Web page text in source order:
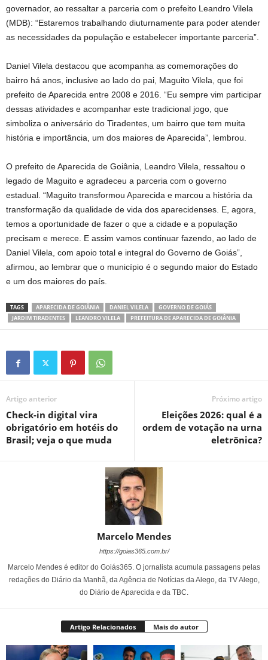
governador, ao ressaltar a parceria com o prefeito Leandro Vilela
(MDB): “Estaremos trabalhando diuturnamente para poder atender
as necessidades da população e estabelecer importante parceria”.
Daniel Vilela destacou que acompanha as comemorações do
bairro há anos, inclusive ao lado do pai, Maguito Vilela, que foi
prefeito de Aparecida entre 2008 e 2016. “Eu sempre vim participar
dessas atividades e acompanhar este tradicional jogo, que
simboliza o aniversário do Tiradentes, um bairro que tem muita
história e importância, um dos maiores de Aparecida”, lembrou.
O prefeito de Aparecida de Goiânia, Leandro Vilela, ressaltou o
legado de Maguito e agradeceu a parceria com o governo
estadual. “Maguito transformou Aparecida e marcou a história da
transformação da qualidade de vida dos aparecidenses. E, agora,
temos a oportunidade de fazer o que a cidade e a população
precisam e merece. E assim vamos continuar fazendo, ao lado de
Daniel Vilela, com apoio total e integral do Governo de Goiás”,
afirmou, ao lembrar que o município é o segundo maior do Estado
e um dos maiores do país.
TAGS APARECIDA DE GOIÂNIA DANIEL VILELA
GOVERNO DE GOIÁS
JARDIM TIRADENTES
LEANDRO VILELA PREFEITURA DE APARECIDA DE GOIÂNIA
Artigo anterior
Check-in digital vira
obrigatório em hotéis do
Brasil; veja o que muda
Próximo artigo
Eleições 2026: qual é a
ordem de votação na urna
eletrônica?
Marcelo Mendes
https://goias365.com.br/
Marcelo Mendes é editor do Goiás365. O jornalista acumula passagens pelas
redações do Diário da Manhã, da Agência de Notícias da Alego, da TV Alego,
do Diário de Aparecida e da TBC.
Artigo Relacionados Mais do autor